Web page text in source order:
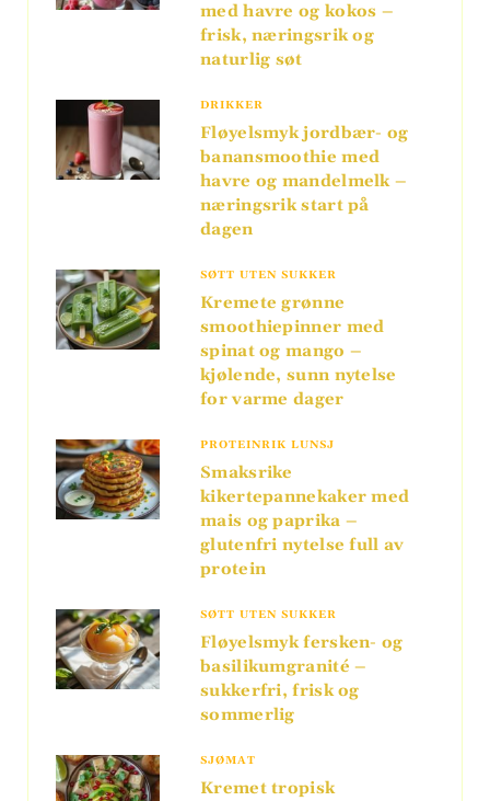
med havre og kokos –
frisk, næringsrik og
naturlig søt
DRIKKER
Fløyelsmyk jordbær- og
banansmoothie med
havre og mandelmelk –
næringsrik start på
dagen
SØTT UTEN SUKKER
Kremete grønne
smoothiepinner med
spinat og mango –
kjølende, sunn nytelse
for varme dager
PROTEINRIK LUNSJ
Smaksrike
kikertepannekaker med
mais og paprika –
glutenfri nytelse full av
protein
SØTT UTEN SUKKER
Fløyelsmyk fersken- og
basilikumgranité –
sukkerfri, frisk og
sommerlig
SJØMAT
Kremet tropisk